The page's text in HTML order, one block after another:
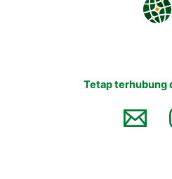
Tetap terhubung